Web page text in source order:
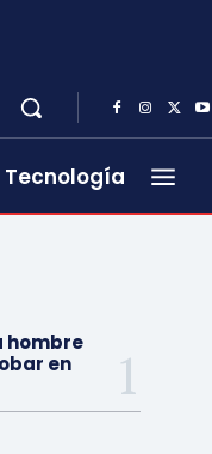
Tecnología
hombre
en